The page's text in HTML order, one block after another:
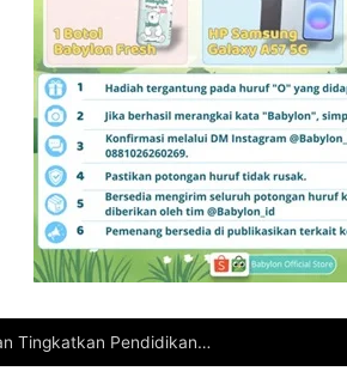
Wabup Malang Ajak Pelaku UMKM Berinovasi dan Tingkatkan Pendidikan untuk Bersaing